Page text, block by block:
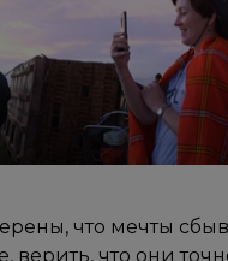
что мечты
верить, что они